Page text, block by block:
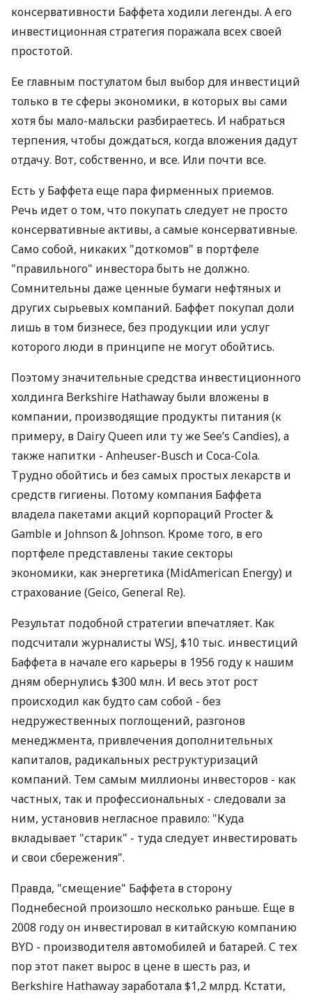
консервативности Баффета ходили легенды. А его
инвестиционная стратегия поражала всех своей
простотой.
Ее главным постулатом был выбор для инвестиций
только в те сферы экономики, в которых вы сами
хотя бы мало-мальски разбираетесь. И набраться
терпения, чтобы дождаться, когда вложения дадут
отдачу. Вот, собственно, и все. Или почти все.
Есть у Баффета еще пара фирменных приемов.
Речь идет о том, что покупать следует не просто
консервативные активы, а самые консервативные.
Само собой, никаких "доткомов" в портфеле
"правильного" инвестора быть не должно.
Сомнительны даже ценные бумаги нефтяных и
других сырьевых компаний. Баффет покупал доли
лишь в том бизнесе, без продукции или услуг
которого люди в принципе не могут обойтись.
Поэтому значительные средства инвестиционного
холдинга Berkshire Hathaway были вложены в
компании, производящие продукты питания (к
примеру, в Dairy Queen или ту же See’s Candies), а
также напитки - Anheuser-Busch и Coca-Cola.
Трудно обойтись и без самых простых лекарств и
средств гигиены. Потому компания Баффета
владела пакетами акций корпораций Procter &
Gamble и Johnson & Johnson. Кроме того, в его
портфеле представлены такие секторы
экономики, как энергетика (MidAmerican Energy) и
страхование (Geico, General Re).
Результат подобной стратегии впечатляет. Как
подсчитали журналисты WSJ, $10 тыс. инвестиций
Баффета в начале его карьеры в 1956 году к нашим
дням обернулись $300 млн. И весь этот рост
происходил как будто сам собой - без
недружественных поглощений, разгонов
менеджмента, привлечения дополнительных
капиталов, радикальных реструктуризаций
компаний. Тем самым миллионы инвесторов - как
частных, так и профессиональных - следовали за
ним, установив негласное правило: "Куда
вкладывает "старик" - туда следует инвестировать
и свои сбережения".
Правда, "смещение" Баффета в сторону
Поднебесной произошло несколько раньше. Еще в
2008 году он инвестировал в китайскую компанию
BYD - производителя автомобилей и батарей. С тех
пор этот пакет вырос в цене в шесть раз, и
Berkshire Hathaway заработала $1,2 млрд. Кстати,